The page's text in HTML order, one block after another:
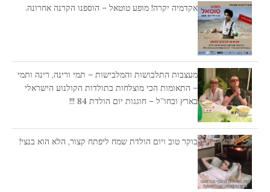
אקדמיה יקרה! מופע טוטאל – הוספנו הקרנה אחרונה.
מעצבות התלבושות והמלבישות – תמי ורינה, רינה ותמי
– התאומות הכי מוצלחות בתולדות הקולנוע הישראלי
בארץ ובחו”ל – חוגגות יום הולדת 84 !!!
בוקר טוב ויום הולדת שמח ליפתח קצור, הלא הוא בנצי!